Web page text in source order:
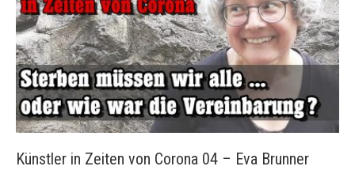
Künstler in Zeiten von Corona 04 – Eva Brunner